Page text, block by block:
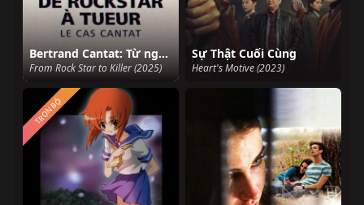
Bertrand Cantat: Từ ngôi sao nhạc rock tới kẻ sát nhân
From Rock Star to Killer (2025)
Sự Thật Cuối Cùng
Heart's Motive (2023)
TRỌN BỘ